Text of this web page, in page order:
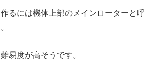
るには機体上部のメインローターと呼
易度が高そうです。